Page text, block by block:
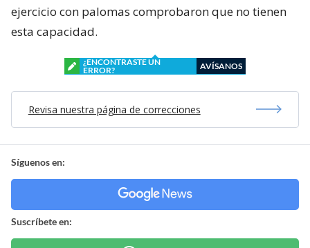
ejercicio con palomas comprobaron que no tienen
esta capacidad.
¿ENCONTRASTE UN
ERROR?
AVÍSANOS
Revisa nuestra página de correcciones
Síguenos en:
Suscríbete en: